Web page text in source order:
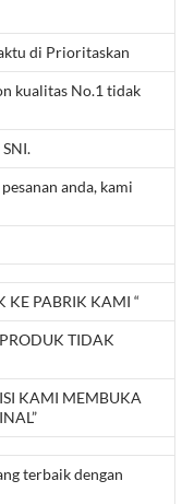
di Prioritaskan
kualitas No.1 tidak
anda, kami
KE PABRIK KAMI “
TIDAK
KAMI MEMBUKA
terbaik dengan